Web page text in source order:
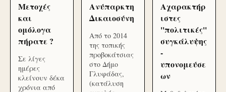
Μετοχές
και
ομόλογα
πήρατε ?
Σε λίγες
ημέρες
κλείνουν δέκα
χρόνια από
Ανύπαρκτη
Δικαιοσύνη
Από το 2014
της τοπικής
προβοκάτσιας
στο Δήμο
Γλυφάδας,
(κατάλυση
Αχαρακτήρ
ιστες
''πολιτικές''
συγκάλυψης
-
υπονομεύσε
ων